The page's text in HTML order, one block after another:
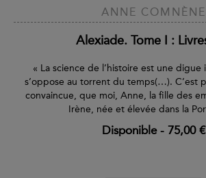
ANNE COMNÈNE
Alexiade. Tome I :
« La science de l’histoire est une
s’oppose au torrent du temps(…). C’est
convaincue, que moi, Anne, la fille des
Irène, née et élevée dans la
Disponible- 75,00 €